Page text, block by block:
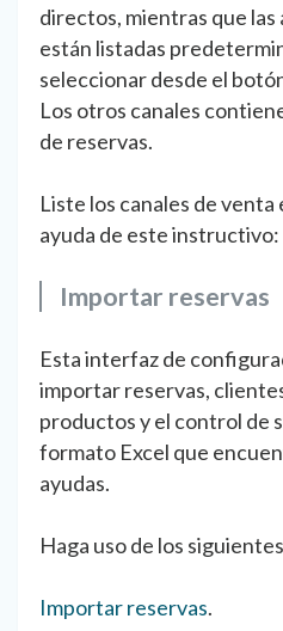
directos, mientras que las
están listadas
seleccionar desde el
Los otros canales
de reservas.
Liste los canales de venta
ayuda de este instructivo:
Importar reservas
Esta interfaz de
importar reservas,
productos y el control de
formato Excel que
ayudas.
Haga uso de los
Importar reservas.